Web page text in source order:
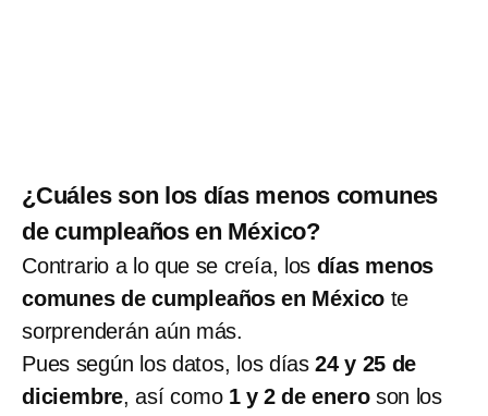
¿Cuáles son los días menos comunes
de cumpleaños en México?
Contrario a lo que se creía, los días menos
comunes de cumpleaños en México te
sorprenderán aún más.
Pues según los datos, los días24 y 25 de
diciembre, así como1 y 2 de eneroson los